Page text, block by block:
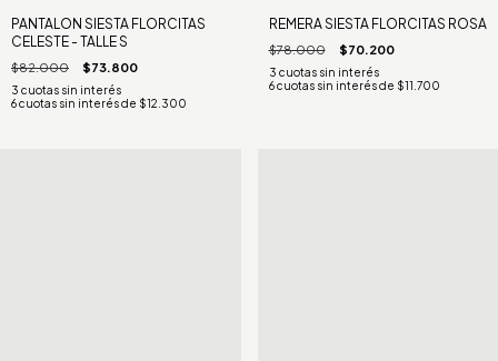
PANTALON SIESTA FLORCITAS
CELESTE - TALLE S
$82.000 $73.800
6cuotas sin interés de $12.300
REMERA SIESTA FLORCITAS ROSA
$78.000 $70.200
6 cuotas sin interés de $11.700